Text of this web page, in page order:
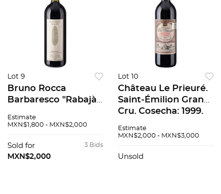
Lot 9
Bruno Rocca
Barbaresco "Rabajà".
Rabaja, Barbaresco,
cuello. 92 / 100.
Estimate
MXN$1,800 - MXN$2,000
3 Bids
Sold for
MXN$2,000
Lot 10
Château Le Prieuré.
Saint-Émilion Grand
Cru. Cosecha: 1999.
Francia. Nivel:
Estimate
MXN$2,000 - MXN$3,000
Unsold